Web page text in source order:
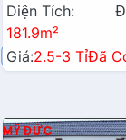
Diện Tích:
181.9m²
Giá:2.5-3 TỉĐã
MỸ ĐỨC